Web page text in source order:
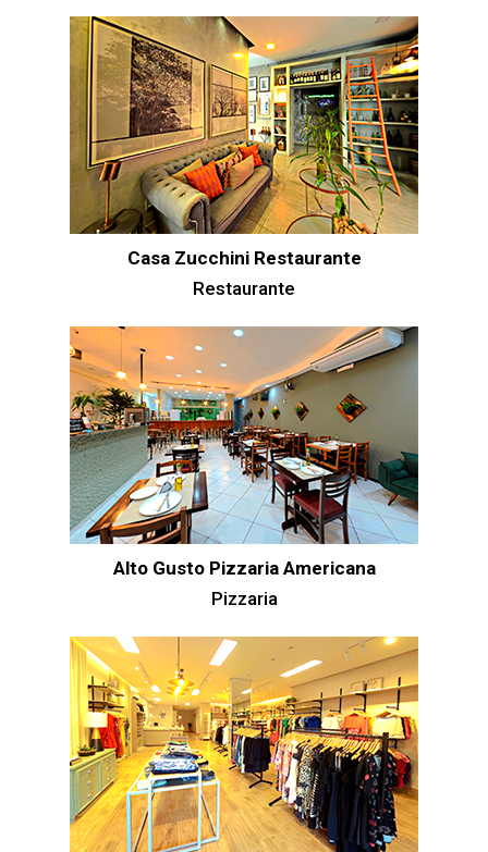
Casa Zucchini Restaurante
Restaurante
Alto Gusto Pizzaria Americana
Pizzaria